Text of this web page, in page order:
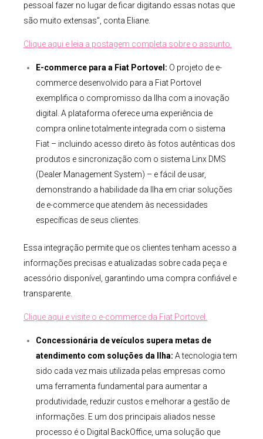
pessoal fazer no lugar de ficar digitando essas notas que
são muito extensas”, conta Eliane. ​​
Clique aqui e leia a postagem completa sobre o assunto.
E-commerce para a Fiat Portovel : O projeto de e-
commerce desenvolvido para a Fiat Portovel
exemplifica o compromisso da Ilha com a inovação
digital. A plataforma oferece uma experiência de
compra online totalmente integrada com o sistema
Fiat – incluindo acesso direto às fotos autênticas dos
produtos e sincronização com o sistema Linx DMS
(Dealer Management System) – e fácil de usar,
demonstrando a habilidade da Ilha em criar soluções
de e-commerce que atendem às necessidades
específicas de seus clientes.
Essa integração permite que os clientes tenham acesso a
informações precisas e atualizadas sobre cada peça e
acessório disponível, garantindo uma compra confiável e
transparente.
Clique aqui e visite o e-commerce da Fiat Portovel
Concessionária de veículos supera metas de
atendimento com soluções da Ilha: A tecnologia tem
sido cada vez mais utilizada pelas empresas como
uma ferramenta fundamental para aumentar a
produtividade, reduzir custos e melhorar a gestão de
informações. E um dos principais aliados nesse
processo é o Digital BackOffice, uma solução que